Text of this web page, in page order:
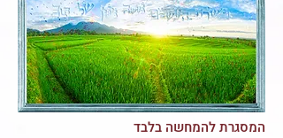
המסגרת להמחשה בלבד